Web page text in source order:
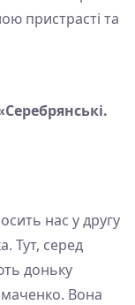
пристрасті та
нас у другу
Тут, серед
доньку
Вона